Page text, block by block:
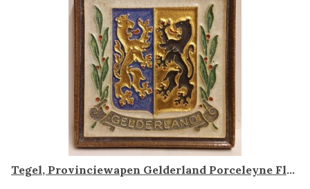
Tegel, Provinciewapen Gelderland Porceleyne Fles Delft